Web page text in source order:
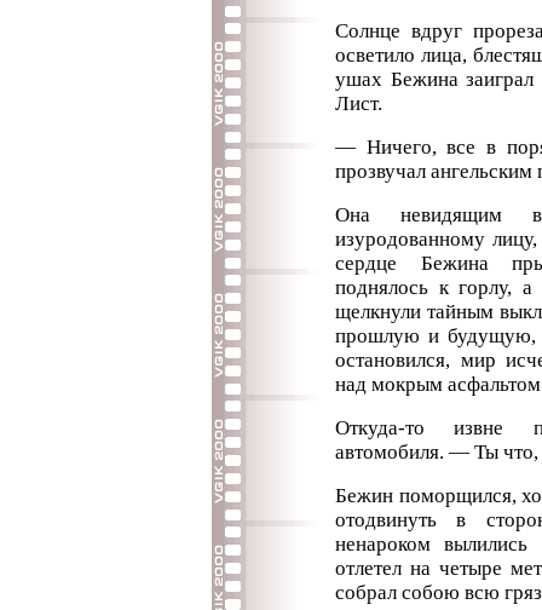
Солнце вдруг
осветило лица,
ушах Бежина заиграл
Лист.
— Ничего, все в
прозвучал ангельским
Она невидящим
изуродованному
сердце Бежина
поднялось к горлу, а
щелкнули тайным
прошлую и будущую,
остановился, мир
над мокрым
Откуда-то извне
автомобиля. — Ты что,
Бежин поморщился,
отодвинуть в
ненароком вылились
отлетел на четыре
собрал собою всю